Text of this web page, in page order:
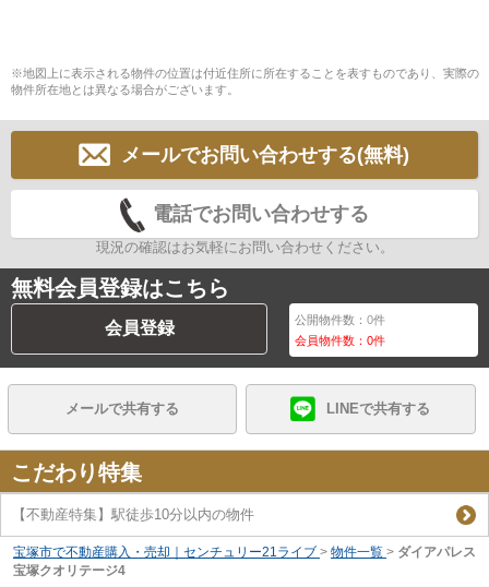
※地図上に表示される物件の位置は付近住所に所在することを表すものであり、実際の
物件所在地とは異なる場合がございます。
メールでお問い合わせする(無料)
電話でお問い合わせする
現況の確認はお気軽にお問い合わせください。
無料会員登録はこちら
会員登録 公開物件数：0件
会員物件数：0件
メールで共有する LINEで共有する
こだわり特集
【不動産特集】駅徒歩10分以内の物件
宝塚市で不動産購入・売却｜センチュリー21ライブ > 物件一覧 > ダイアパレス
宝塚クオリテージ4